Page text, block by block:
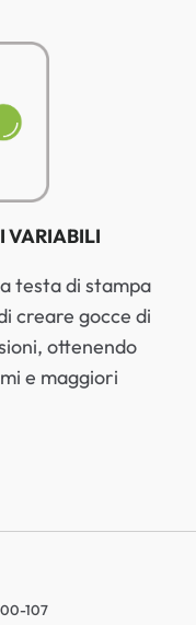
VARIABILI
testa di stampa
creare gocce di
ottenendo
e maggiori
107